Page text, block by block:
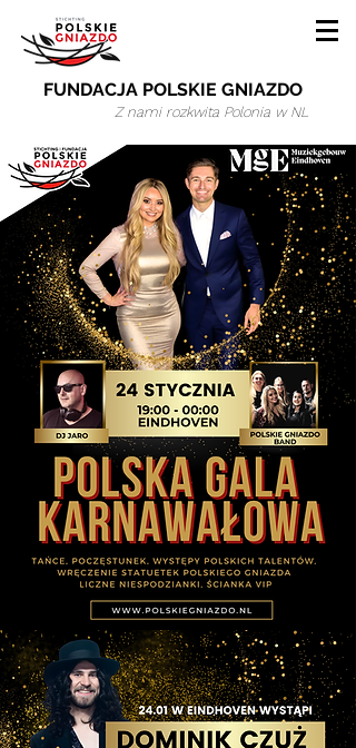
FUNDACJA POLSKIE GNIAZDO
Z nami rozkwita Polonia w NL